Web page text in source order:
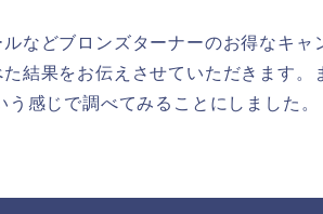
などブロンズターナーのお得なキャ
結果をお伝えさせていただきます。
感じで調べてみることにしました。